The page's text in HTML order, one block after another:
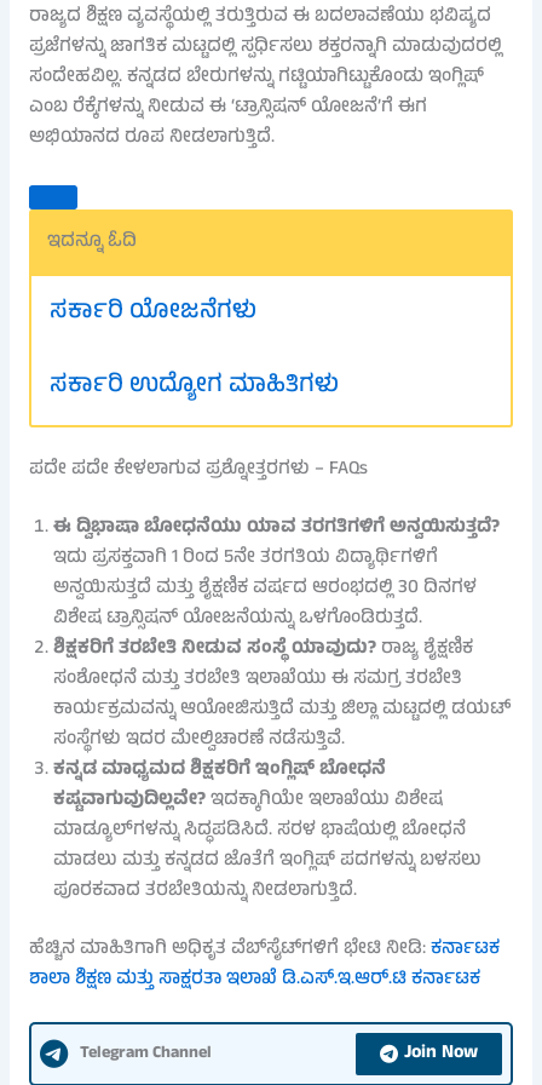
ರಾಜ್ಯದ ಶಿಕ್ಷಣ ವ್ಯವಸ್ಥೆಯಲ್ಲಿ ತರುತ್ತಿರುವ ಈ ಬದಲಾವಣೆಯು ಭವಿಷ್ಯದ
ಪ್ರಜೆಗಳನ್ನು ಜಾಗತಿಕ ಮಟ್ಟದಲ್ಲಿ ಸ್ಪರ್ಧಿಸಲು ಶಕ್ತರನ್ನಾಗಿ ಮಾಡುವುದರಲ್ಲಿ
ಸಂದೇಹವಿಲ್ಲ. ಕನ್ನಡದ ಬೇರುಗಳನ್ನು ಗಟ್ಟಿಯಾಗಿಟ್ಟುಕೊಂಡು ಇಂಗ್ಲಿಷ್
ಎಂಬ ರೆಕ್ಕೆಗಳನ್ನು ನೀಡುವ ಈ ‘ಟ್ರಾನ್ಸಿಷನ್ ಯೋಜನೆ’ಗೆ ಈಗ
ಅಭಿಯಾನದ ರೂಪ ನೀಡಲಾಗುತ್ತಿದೆ.
ಇದನ್ನೂ ಓದಿ
ಸರ್ಕಾರಿ ಯೋಜನೆಗಳು
ಸರ್ಕಾರಿ ಉದ್ಯೋಗ ಮಾಹಿತಿಗಳು
ಪದೇ ಪದೇ ಕೇಳಲಾಗುವ ಪ್ರಶ್ನೋತ್ತರಗಳು – FAQs
ಈ ದ್ವಿಭಾಷಾ ಬೋಧನೆಯು ಯಾವ ತರಗತಿಗಳಿಗೆ ಅನ್ವಯಿಸುತ್ತದೆ?
ಇದು ಪ್ರಸಕ್ತವಾಗಿ 1 ರಿಂದ 5ನೇ ತರಗತಿಯ ವಿದ್ಯಾರ್ಥಿಗಳಿಗೆ
ಅನ್ವಯಿಸುತ್ತದೆ ಮತ್ತು ಶೈಕ್ಷಣಿಕ ವರ್ಷದ ಆರಂಭದಲ್ಲಿ 30 ದಿನಗಳ
ವಿಶೇಷ ಟ್ರಾನ್ಸಿಷನ್ ಯೋಜನೆಯನ್ನು ಒಳಗೊಂಡಿರುತ್ತದೆ.
ಶಿಕ್ಷಕರಿಗೆ ತರಬೇತಿ ನೀಡುವ ಸಂಸ್ಥೆ ಯಾವುದು?ರಾಜ್ಯ ಶೈಕ್ಷಣಿಕ
ಸಂಶೋಧನೆ ಮತ್ತು ತರಬೇತಿ ಇಲಾಖೆಯು ಈ ಸಮಗ್ರ ತರಬೇತಿ
ಕಾರ್ಯಕ್ರಮವನ್ನು ಆಯೋಜಿಸುತ್ತಿದೆ ಮತ್ತು ಜಿಲ್ಲಾ ಮಟ್ಟದಲ್ಲಿ ಡಯಟ್
ಸಂಸ್ಥೆಗಳು ಇದರ ಮೇಲ್ವಿಚಾರಣೆ ನಡೆಸುತ್ತಿವೆ.
ಕನ್ನಡ ಮಾಧ್ಯಮದ ಶಿಕ್ಷಕರಿಗೆ ಇಂಗ್ಲಿಷ್ ಬೋಧನೆ
ಕಷ್ಟವಾಗುವುದಿಲ್ಲವೇ?ಇದಕ್ಕಾಗಿಯೇ ಇಲಾಖೆಯು ವಿಶೇಷ
ಮಾಡ್ಯೂಲ್‌ಗಳನ್ನು ಸಿದ್ಧಪಡಿಸಿದೆ. ಸರಳ ಭಾಷೆಯಲ್ಲಿ ಬೋಧನೆ
ಮಾಡಲು ಮತ್ತು ಕನ್ನಡದ ಜೊತೆಗೆ ಇಂಗ್ಲಿಷ್ ಪದಗಳನ್ನು ಬಳಸಲು
ಪೂರಕವಾದ ತರಬೇತಿಯನ್ನು ನೀಡಲಾಗುತ್ತಿದೆ.
ಹೆಚ್ಚಿನ ಮಾಹಿತಿಗಾಗಿ ಅಧಿಕೃತ ವೆಬ್‌ಸೈಟ್‌ಗಳಿಗೆ ಭೇಟಿ ನೀಡಿ:ಕರ್ನಾಟಕ
ಶಾಲಾ ಶಿಕ್ಷಣ ಮತ್ತು ಸಾಕ್ಷರತಾ ಇಲಾಖೆಡಿ.ಎಸ್.ಇ.ಆರ್.ಟಿ ಕರ್ನಾಟಕ
Telegram Channel Join Now